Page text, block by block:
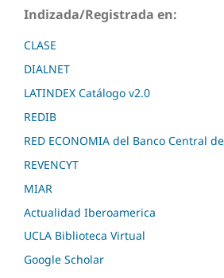
Indizada/Registrada en:
CLASE
DIALNET
LATINDEX Catálogo v2.0
REDIB
RED ECONOMIA del Banco Central
REVENCYT
MIAR
Actualidad Iberoamerica
UCLA Biblioteca Virtual
Google Scholar